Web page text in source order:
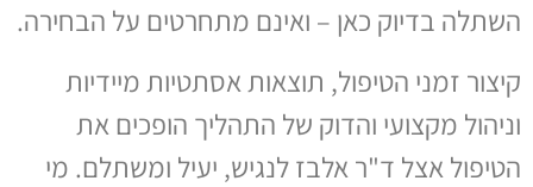
השתלה בדיוק כאן – ואינם מתחרטים על הבחירה.
קיצור זמני הטיפול, תוצאות אסתטיות מיידיות
וניהול מקצועי והדוק של התהליך הופכים את
הטיפול אצל ד"ר אלבז לנגיש, יעיל ומשתלם. מי